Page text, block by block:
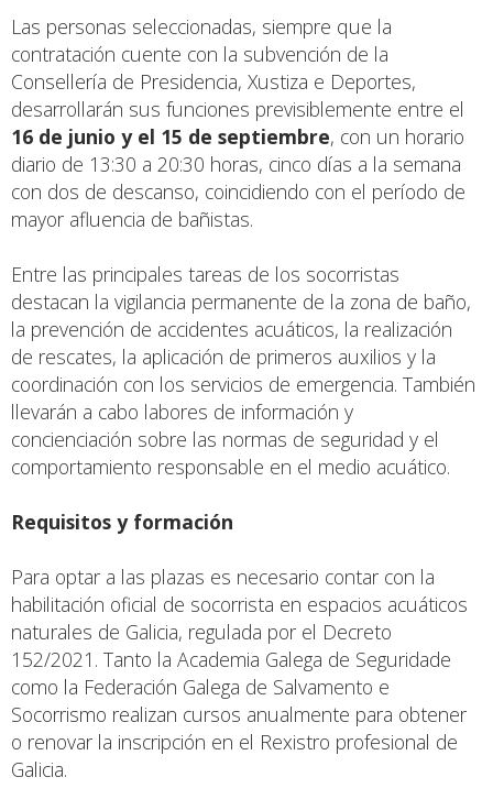
Las personas seleccionadas, siempre que la
contratación cuente con la subvención de la
Consellería de Presidencia, Xustiza e Deportes,
desarrollarán sus funciones previsiblemente entre el
16 de junio y el 15 de septiembre, con un horario
diario de 13:30 a 20:30 horas, cinco días a la semana
con dos de descanso, coincidiendo con el período de
mayor afluencia de bañistas.
Entre las principales tareas de los socorristas
destacan la vigilancia permanente de la zona de baño,
la prevención de accidentes acuáticos, la realización
de rescates, la aplicación de primeros auxilios y la
coordinación con los servicios de emergencia. También
llevarán a cabo labores de información y
concienciación sobre las normas de seguridad y el
comportamiento responsable en el medio acuático.
Requisitos y formación
Para optar a las plazas es necesario contar con la
habilitación oficial de socorrista en espacios acuáticos
naturales de Galicia, regulada por el Decreto
152/2021. Tanto la Academia Galega de Seguridade
como la Federación Galega de Salvamento e
Socorrismo realizan cursos anualmente para obtener
o renovar la inscripción en el Rexistro profesional de
Galicia.